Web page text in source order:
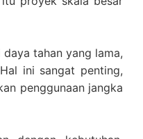
tahan yang lama,
ini sangat penting,
penggunaan jangka